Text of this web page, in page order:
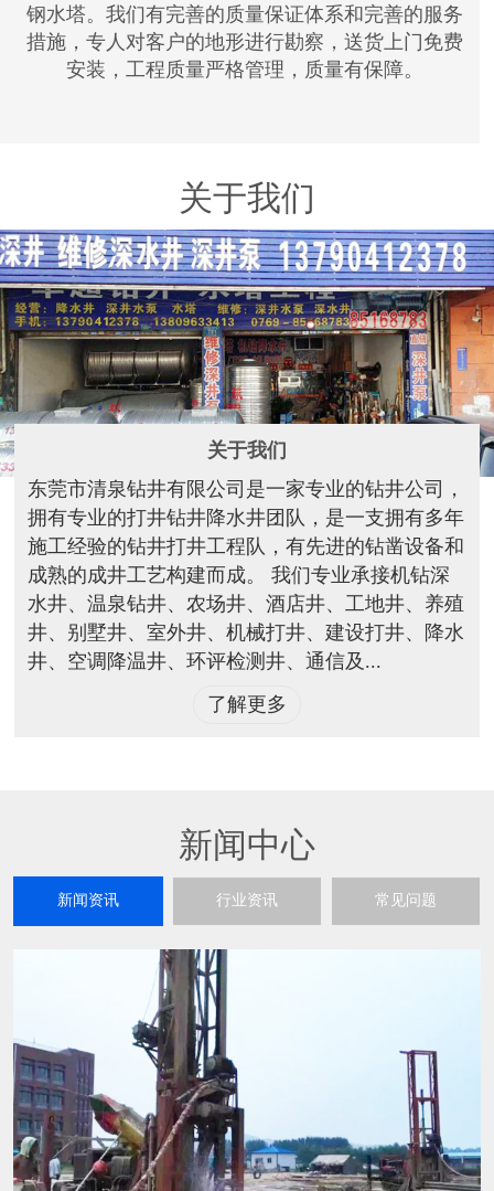
钢水塔。我们有完善的质量保证体系和完善的服务
措施，专人对客户的地形进行勘察，送货上门免费
安装，工程质量严格管理，质量有保障。
关于我们
关于我们
东莞市清泉钻井有限公司是一家专业的钻井公司，
拥有专业的打井钻井降水井团队，是一支拥有多年
施工经验的钻井打井工程队，有先进的钻凿设备和
成熟的成井工艺构建而成。 我们专业承接机钻深
水井、温泉钻井、农场井、酒店井、工地井、养殖
井、别墅井、室外井、机械打井、建设打井、降水
井、空调降温井、环评检测井、通信及...
了解更多
新闻中心
新闻资讯 行业资讯 常见问题